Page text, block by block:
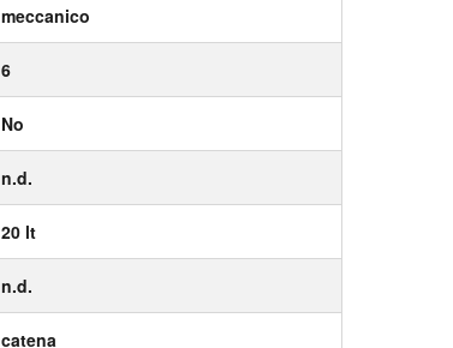
meccanico
6
No
n.d.
20 lt
n.d.
catena